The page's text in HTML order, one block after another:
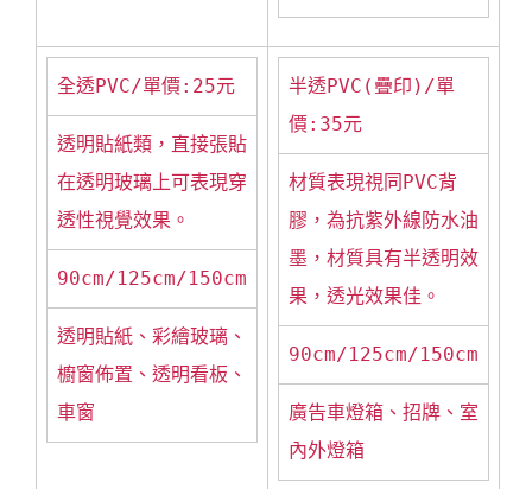
全透PVC/單價:25元
透明貼紙類，直接張貼
在透明玻璃上可表現穿
透性視覺效果。
90cm/125cm/150cm
透明貼紙、彩繪玻璃、
櫥窗佈置、透明看板、
車窗
半透PVC(疊印)/單
價:35元
材質表現視同PVC背
膠，為抗紫外線防水油
墨，材質具有半透明效
果，透光效果佳。
90cm/125cm/150cm
廣告車燈箱、招牌、室
內外燈箱